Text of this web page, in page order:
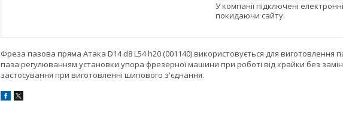
У компанії підключені
покидаючи сайту.
Фреза пазова пряма Атака D14 d8 L54 h20 (001140) використовується для
паза регулюванням установки упора фрезерної машини при роботі від крайки без
застосування при виготовленні шипового з'єднання.